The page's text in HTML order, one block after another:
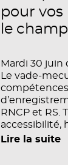
pour vos
le
Mardi 30 juin
Le vade-
RNCP et RS.
accessibilité,
écologique :
Lire la suite